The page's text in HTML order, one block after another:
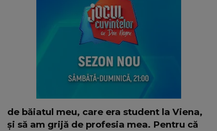
de băiatul meu, care era student la Viena,
și să am grijă de profesia mea. Pentru că